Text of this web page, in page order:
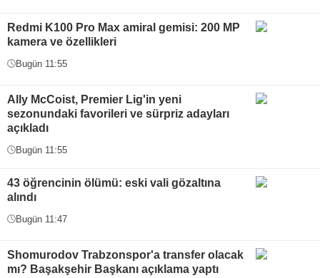
Redmi K100 Pro Max amiral gemisi: 200 MP
kamera ve özellikleri
Bugün 11:55
Ally McCoist, Premier Lig'in yeni
sezonundaki favorileri ve sürpriz adayları
açıkladı
Bugün 11:55
43 öğrencinin ölümü: eski vali gözaltına
alındı
Bugün 11:47
Shomurodov Trabzonspor'a transfer olacak
mı? Başakşehir Başkanı açıklama yaptı